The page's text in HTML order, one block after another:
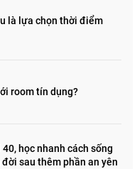
là lựa chọn thời điểm
room tín dụng?
học nhanh cách sống
sau thêm phần an yên